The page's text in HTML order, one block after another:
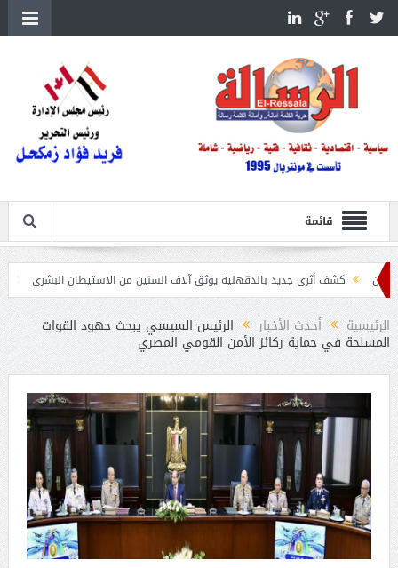
قائمة
أثرى جديد بالدقهلية يوثق آلاف السنين من الاستيطان البشرى اتحاد الكرة يطلب
الرئيسية أحدث الأخبار الرئيس السيسي يبحث جهود القوات
المسلحة في حماية ركائز الأمن القومي المصري